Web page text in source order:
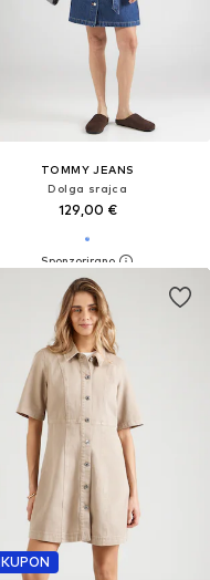
TOMMY JEANS
Dolga srajca
129,00 €
KUPON